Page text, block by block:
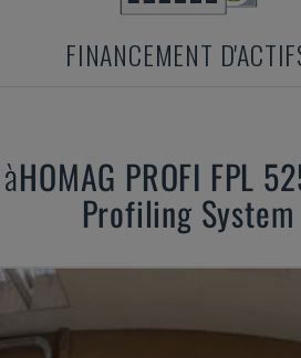
FINANCEMENT
HOMAG PROFI FPL
Profiling System